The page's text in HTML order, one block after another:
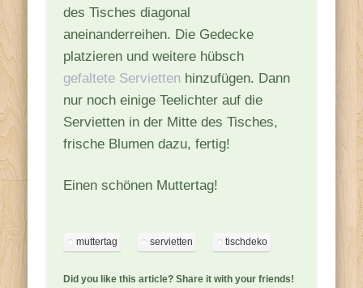
des Tisches diagonal
aneinanderreihen. Die Gedecke
platzieren und weitere hübsch
gefaltete Servietten hinzufügen. Dann
nur noch einige Teelichter auf die
Servietten in der Mitte des Tisches,
frische Blumen dazu, fertig!
Einen schönen Muttertag!
muttertag servietten tischdeko
Did you like this article? Share it with your friends!